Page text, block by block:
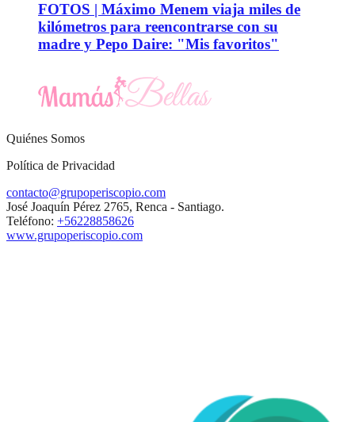
FOTOS | Máximo Menem viaja miles de
kilómetros para reencontrarse con su
madre y Pepo Daire: "Mis favoritos"
Quiénes Somos
Política de Privacidad
contacto@grupoperiscopio.com
José Joaquín Pérez 2765, Renca - Santiago.
Teléfono: +56228858626
www.grupoperiscopio.com